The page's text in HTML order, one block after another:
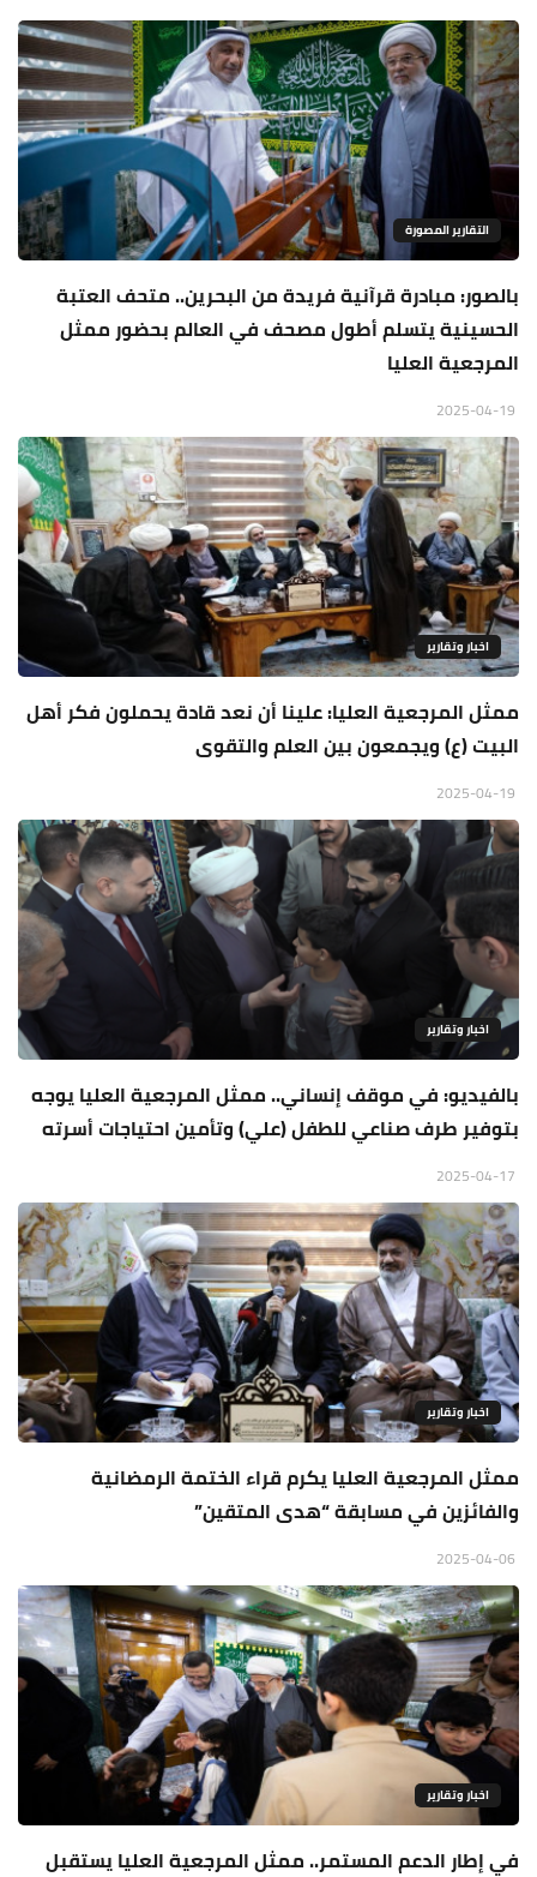
التقارير المصورة
بالصور: مبادرة قرآنية فريدة من البحرين.. متحف العتبة
الحسينية يتسلم أطول مصحف في العالم بحضور ممثل
المرجعية العليا
اخبار وتقارير
ممثل المرجعية العليا: علينا أن نعد قادة يحملون فكر أهل
البيت (ع) ويجمعون بين العلم والتقوى
اخبار وتقارير
بالفيديو: في موقف إنساني.. ممثل المرجعية العليا يوجه
بتوفير طرف صناعي للطفل (علي) وتأمين احتياجات أسرته
اخبار وتقارير
ممثل المرجعية العليا يكرم قراء الختمة الرمضانية
والفائزين في مسابقة “هدى المتقين”
اخبار وتقارير
في إطار الدعم المستمر.. ممثل المرجعية العليا يستقبل